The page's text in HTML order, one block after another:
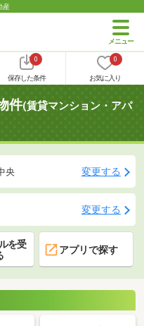
産
0
保存した条件
0
お気に入り
件(賃貸マンション・アパ
央 変更する
変更する
を受
アプリで探す